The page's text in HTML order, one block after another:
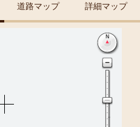
道路マップ 詳細マップ